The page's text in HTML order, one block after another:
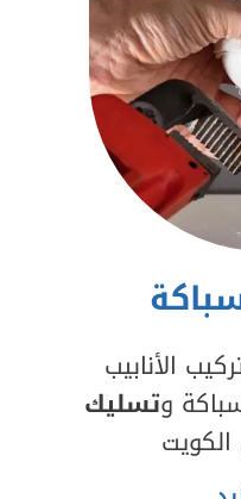
الأنابيب
وتسليك